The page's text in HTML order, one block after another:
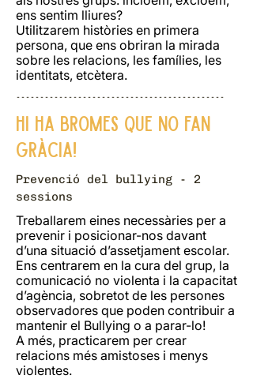
ens sentim lliures?
Utilitzarem històries en primera
persona, que ens obriran la mirada
sobre les relacions, les famílies, les
identitats, etcètera.
--------------------------------------------
Hi ha bromes que no fan
gràcia!
Prevenció del bullying - 2
sessions
Treballarem eines necessàries per a
prevenir i posicionar-nos davant
d’una situació d’assetjament escolar.
Ens centrarem en la cura del grup, la
comunicació no violenta i la capacitat
d’agència, sobretot de les persones
observadores que poden contribuir a
mantenir el Bullying o a parar-lo!
A més, practicarem per crear
relacions més amistoses i menys
violentes.